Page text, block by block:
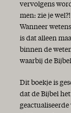
vervolgens
men: zie je wel?!
Wanneer
is dat alleen
binnen de
waarbij de
Dit boekje is
dat de Bijbel